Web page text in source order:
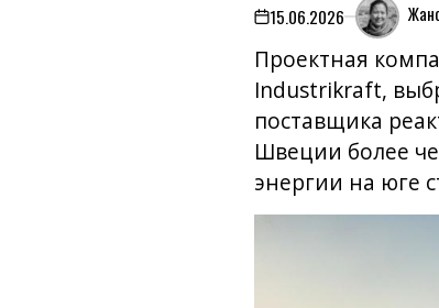
on15.06.2026
Проектная
Industrikraft,
поставщика
Швеции более
энергии на юге